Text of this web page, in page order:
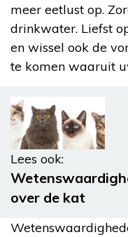
meer eetlust op.
drinkwater. Liefst
en wissel ook de
te komen waaruit
Lees ook:
over de kat